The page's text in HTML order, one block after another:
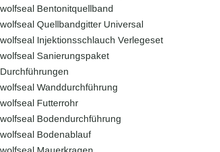
wolfseal Bentonitquellband
wolfseal Quellbandgitter Universal
wolfseal Injektionsschlauch Verlegeset
wolfseal Sanierungspaket
Durchführungen
wolfseal Wanddurchführung
wolfseal Futterrohr
wolfseal Bodendurchführung
wolfseal Bodenablauf